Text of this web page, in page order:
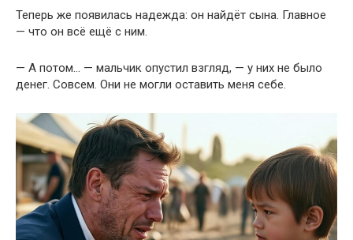
Теперь же появилась надежда: он найдёт сына. Главное
— что он всё ещё с ним.
— А потом… — мальчик опустил взгляд, — у них не было
денег. Совсем. Они не могли оставить меня себе.